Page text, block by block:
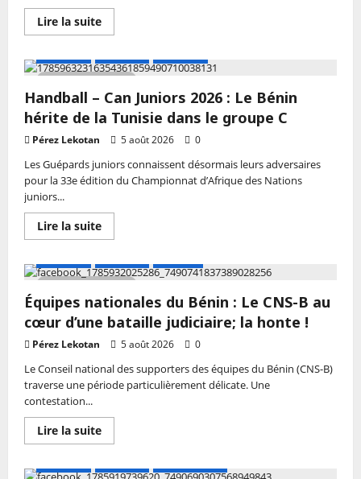
Lire la suiteEn
savoir
Volleyball-
Play-
2025-
2026
:
Amal
Vbc
son
sans-
faute,
Vbc
confirme
ses
Vbc
chute
Handball – Can Juniors 2026 : Le Bénin
hérite de la Tunisie dans le groupe C
Pérez Lekotan 5 août 2026 0
Les Guépards juniors connaissent désormais leurs adversaires
pour la 33e édition du Championnat d’Afrique des Nations
juniors...
Lire la suiteEn
savoir
Handball
–
Can
Juniors
2026
:
Le
Bénin
de
la
Tunisie
le
groupe
C
Équipes nationales du Bénin : Le CNS-B au
cœur d’une bataille judiciaire; la honte !
Pérez Lekotan 5 août 2026 0
Le Conseil national des supporters des équipes du Bénin (CNS-B)
traverse une période particulièrement délicate. Une
contestation...
Lire la suiteEn
savoir
Équipes